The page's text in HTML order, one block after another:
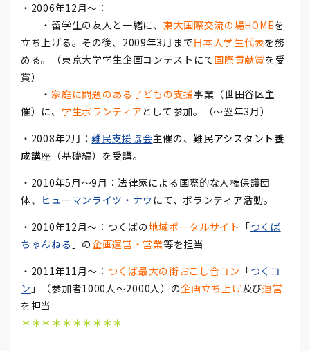
・2006年12月～：
・留学生の友人と一緒に、 東大国際交流の場HOMEを
立ち上げる。その後、2009年3月まで日本人学生代表を務
める。（東京大学学生企画コンテストにて国際貢献賞を受
賞）
・家庭に問題のある子どもの支援事業（世田谷区主
催）に、 学生ボランティアとして参加。（～翌年3月）
・2008年2月：難民支援協会主催の、難民アシスタント養
成講座 （基礎編）を受講。
・2010年5月～9月：法律家による国際的な人権保護団
体、 ヒューマンライツ・ナウ にて、ボランティア活動。
・2010年12月～：つくばの地域ポータルサイト 「つくば
ちゃんねる 」の企画運営・営業等を担当
・2011年11月～： つくば最大の街おこし合コン 「つくコ
ン 」（参加者1000人～2000人）の企画立ち上げ及び運営
を担当
＊＊＊＊＊＊＊＊＊＊